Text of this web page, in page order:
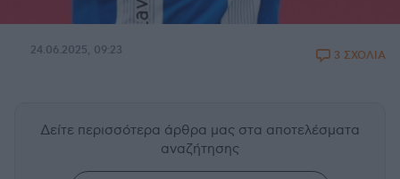
24.06.2025, 09:23 3 ΣΧΟΛΙΑ
Δείτε περισσότερα άρθρα μας στα αποτελέσματα
αναζήτησης